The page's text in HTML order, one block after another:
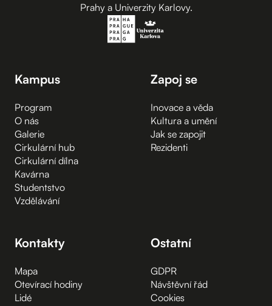
Prahy a Univerzity Karlovy.
Kampus
Program
O nás
Galerie
Cirkulární hub
Cirkulární dílna
Kavárna
Studentstvo
Vzdělávání
Zapoj se
Inovace a věda
Kultura a umění
Jak se zapojit
Rezidenti
Kontakty
Mapa
Otevírací hodiny
Lidé
Ostatní
GDPR
Návštěvní řád
Cookies